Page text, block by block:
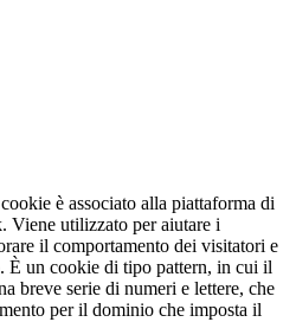
è associato alla piattaforma di
Viene utilizzato per aiutare i
il comportamento dei visitatori e
È un cookie di tipo pattern, in cui il
breve serie di numeri e lettere, che
per il dominio che imposta il